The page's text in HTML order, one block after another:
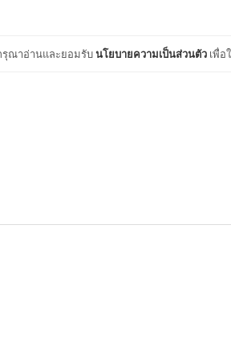
รุณาอ่านและยอมรับนโยบายความเป็นส่วนตัว เพื่อ